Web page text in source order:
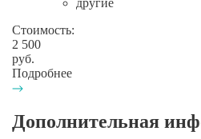
Стоимость:
2 500
руб.
Подробнее
Дополнительная